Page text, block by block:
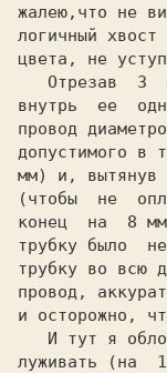
жалею,что не
логичный
цвета, не
   Отрезав
3
внутрь  ее
провод
допустимого в
мм) и, вытянув
(чтобы  не
конец  на 8
трубку было
трубку во всю
провод,
и осторожно,
луживать (на